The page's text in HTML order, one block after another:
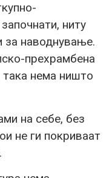
ниту
за наводнување.
прехрамбена
така нема ништо
на себе, без
не ги покриваат